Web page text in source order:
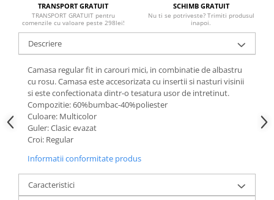
TRANSPORT GRATUIT
TRANSPORT GRATUIT pentru
comenzile cu valoare peste 298lei!
SCHIMB GRATUIT
Nu ti se potriveste? Trimiti produsul
inapoi.
Descriere
Camasa regular fit in carouri mici, in combinatie de albastru
cu rosu. Camasa este accesorizata cu insertii si nasturi visinii
si este confectionata dintr-o tesatura usor de intretinut.
Compozitie: 60%bumbac-40%poliester
Culoare: Multicolor
Guler: Clasic evazat
Croi: Regular
Informatii conformitate produs
Caracteristici